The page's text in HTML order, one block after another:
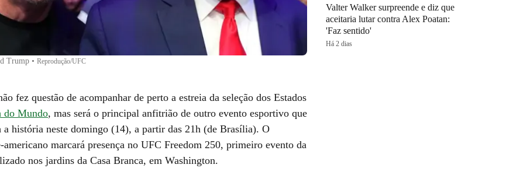
Trump • Reprodução/UFC
fez questão de acompanhar de perto a estreia da seleção dos Estados
do Mundo, mas será o principal anfitrião de outro evento esportivo que
a história neste domingo (14), a partir das 21h (de Brasília). O
americano marcará presença no UFC Freedom 250, primeiro evento da
nos jardins da Casa Branca, em Washington.
Valter Walker surpreende e diz que
aceitaria lutar contra Alex Poatan:
'Faz sentido'
Há 2 dias